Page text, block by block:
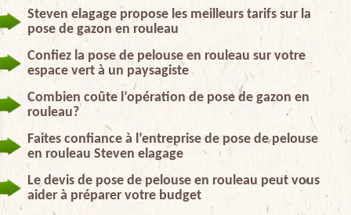
Steven elagage propose les meilleurs tarifs sur la
pose de gazon en rouleau
Confiez la pose de pelouse en rouleau sur votre
espace vert à un paysagiste
Combien coûte l’opération de pose de gazon en
rouleau?
Faites confiance à l’entreprise de pose de pelouse
en rouleau Steven elagage
Le devis de pose de pelouse en rouleau peut vous
aider à préparer votre budget